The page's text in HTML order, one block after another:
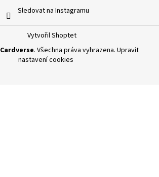
Sledovat na Instagramu
Vytvořil Shoptet
Cardverse. Všechna práva vyhrazena. Upravit
nastavení cookies